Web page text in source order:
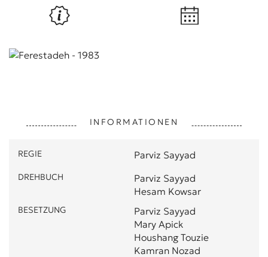
INFORMATIONEN
REGIE Parviz Sayyad
DREHBUCH
Parviz Sayyad
Hesam Kowsar
BESETZUNG
Parviz Sayyad
Mary Apick
Houshang Touzie
Kamran Nozad